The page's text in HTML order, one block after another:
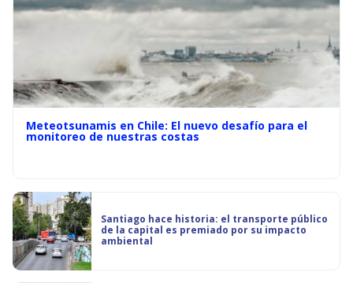
Meteotsunamis en Chile: El nuevo desafío para el
monitoreo de nuestras costas
Santiago hace historia: el transporte público
de la capital es premiado por su impacto
ambiental